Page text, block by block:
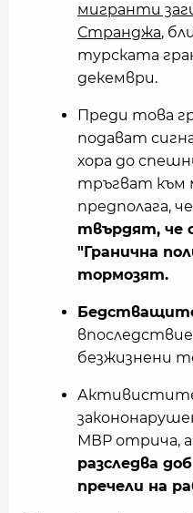
мигранти
Странджа,
турската
декември.
Преди това
подават
хора до
тръгват към
предполага,
твърдят, че
"Гранична
тормозят.
безжизнени
Активистите
МВР отрича,
разследва
пречели на